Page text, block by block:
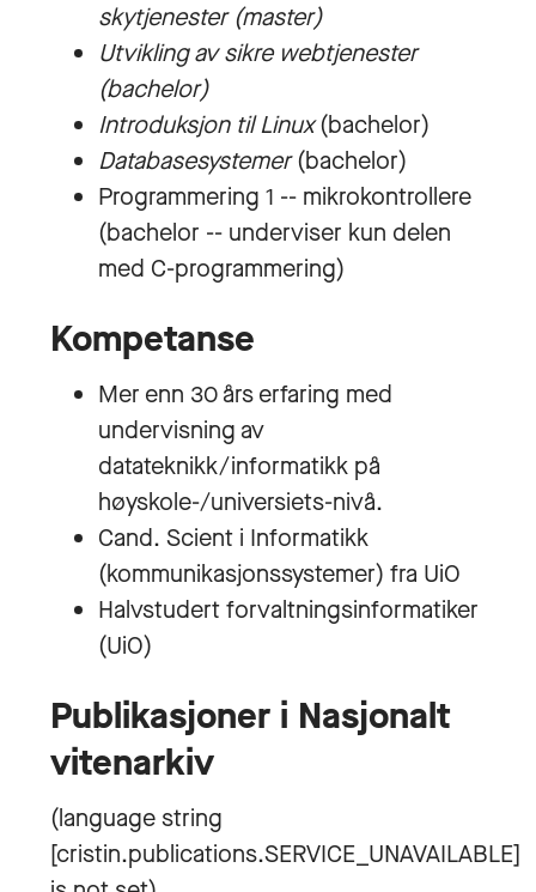
skytjenester (master)
Utvikling av sikre webtjenester
(bachelor)
Introduksjon til Linux(bachelor)
Databasesystemer(bachelor)
Programmering 1 -- mikrokontrollere
(bachelor -- underviser kun delen
med C-programmering)
Kompetanse
Mer enn 30 års erfaring med
undervisning av
datateknikk/informatikk på
høyskole-/universiets-nivå.
Cand. Scient i Informatikk
(kommunikasjonssystemer) fra UiO
Halvstudert forvaltningsinformatiker
(UiO)
Publikasjoner i Nasjonalt
vitenarkiv